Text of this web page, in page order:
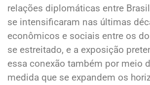
relações diplomáticas entre
se intensificaram nas últimas
econômicos e sociais entre os
se estreitado, e a exposição
essa conexão também por meio
medida que se expandem os